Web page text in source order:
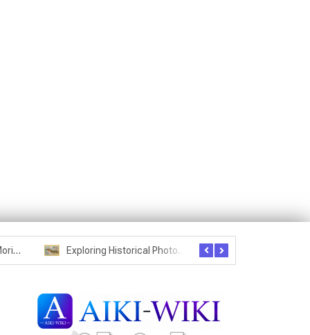
Exploring Historical Photos – Postcard from the Kwantung Army